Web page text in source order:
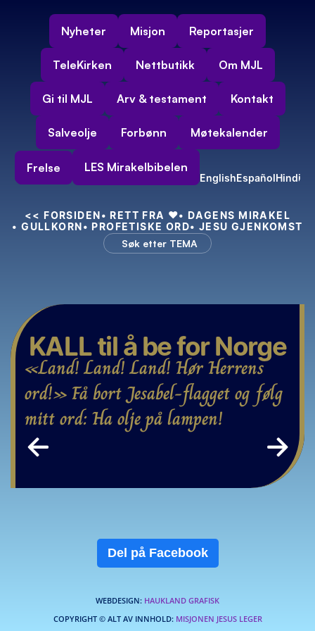
Nyheter Misjon Reportasjer
TeleKirken Nettbutikk Om MJL
Gi til MJL Arv & testament Kontakt
Salveolje Forbønn Møtekalender
Frelse LES Mirakelbibelen
EnglishEspañolHindi
<< FORSIDEN• RETT FRA ❤️• DAGENS MIRAKEL
• GULLKORN• PROFETISKE ORD• JESU GJENKOMST
Søk etter TEMA
KALL til å be for Norge
«Land! Land! Land! Hør Herrens
ord!» Få bort Jesabel-flagget og følg
mitt ord: Ha olje på lampen!
← →
Del på Facebook
WEBDESIGN: HAUKLAND GRAFISK
COPYRIGHT © ALT AV INNHOLD: MISJONEN JESUS LEGER